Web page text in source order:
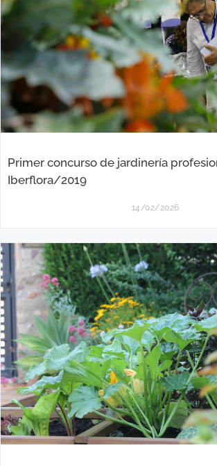
Primer concurso de jardinería
Iberflora/2019
14/02/2026